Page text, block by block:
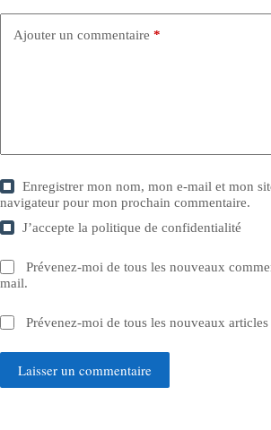
Ajouter un commentaire *
Enregistrer mon nom, mon e-mail et mon
navigateur pour mon prochain commentaire.
J’accepte lapolitique de confidentialité
Prévenez-moi de tous les nouveaux
mail.
Prévenez-moi de tous les nouveaux
Laisser un commentaire